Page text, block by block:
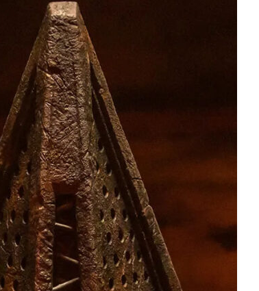
року
які неодмінно потрібно
і 7 бажань, бойовик Самотник,
культових...